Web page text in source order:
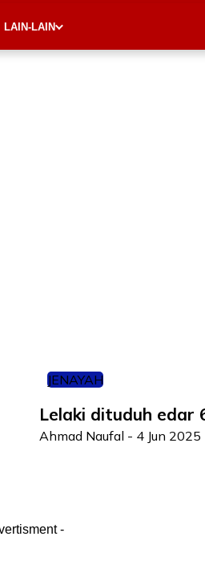
LAIN-LAIN
JENAYAH
Lelaki dituduh edar
Ahmad Naufal - 4 Jun 2025
-